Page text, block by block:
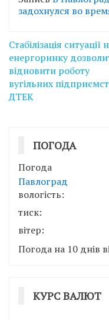
задохнулся во
Навігація
записів
Стабілізація ситуації
енергоринку
відновити роботу
вугільних
ДТЕК
ПОГОДА
Погода
Павлоград
вологість:
тиск:
вітер:
Погода на 10 днів
КУРС ВАЛЮТ